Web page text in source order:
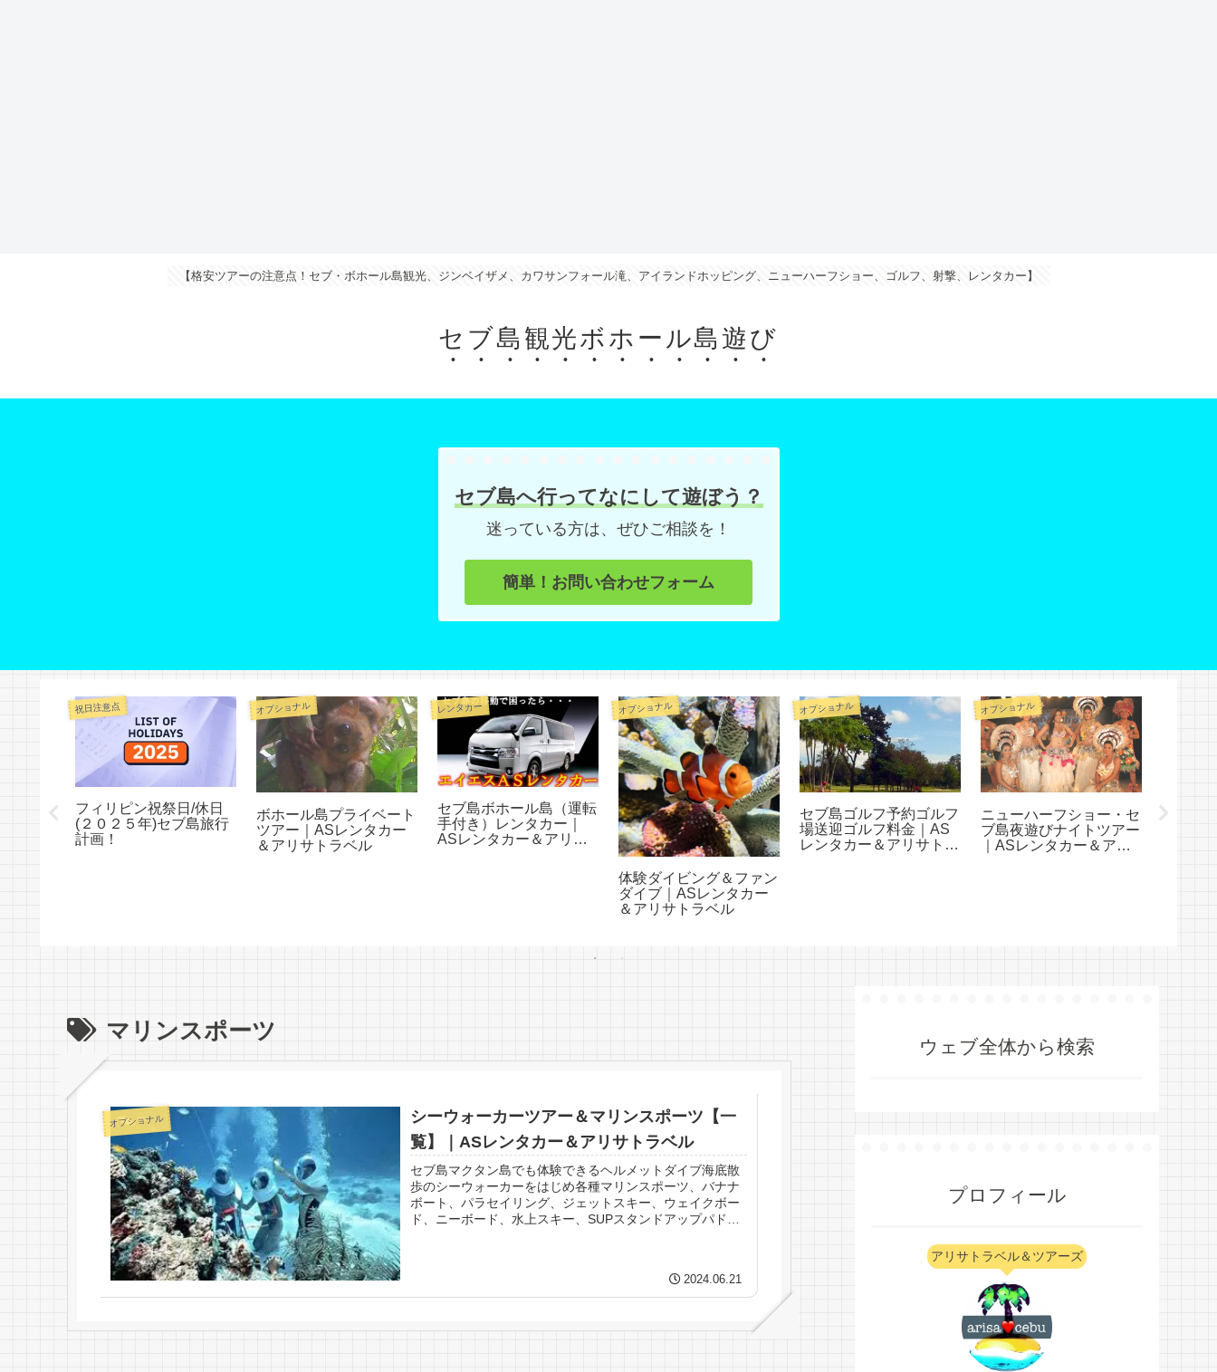
【格安ツアーの注意点！セブ・ボホール島観光、ジンベイザメ、カワサンフォール滝、アイランドホッピング、ニューハーフショー、ゴルフ、射撃、レンタカー】
セブ島観光ボホール島遊び
セブ島へ行ってなにして遊ぼう？
迷っている方は、ぜひご相談を！
簡単！お問い合わせフォーム
滝プラ
祝日注意点
フィリピン祝祭日/休日
(２０２５年)セブ島旅行
計画！
オプショナル
ボホール島プライベート
ツアー｜ASレンタカー
＆アリサトラベル
レンタカー
セブ島ボホール島（運転
手付き）レンタカー｜
ASレンタカー＆アリサ
オプショナル
体験ダイビング＆ファン
ダイブ｜ASレンタカー
＆アリサトラベル
オプショナル
セブ島ゴルフ予約ゴルフ
場送迎ゴルフ料金｜AS
レンタカー＆アリサトラ
オプショナル
ニューハーフショー・セ
ブ島夜遊びナイトツアー
｜ASレンタカー＆アリ
セブ島
すすめ
マリンスポーツ
オプショナル
シーウォーカーツアー＆マリンスポーツ【一
覧】｜ASレンタカー＆アリサトラベル
セブ島マクタン島でも体験できるヘルメットダイブ海底散
歩のシーウォーカーをはじめ各種マリンスポーツ、バナナ
ボート、パラセイリング、ジェットスキー、ウェイクボー
ド、ニーボード、水上スキー、SUPスタンドアップパド
2024.06.21
ウェブ全体から検索
プロフィール
アリサトラベル＆ツアーズ